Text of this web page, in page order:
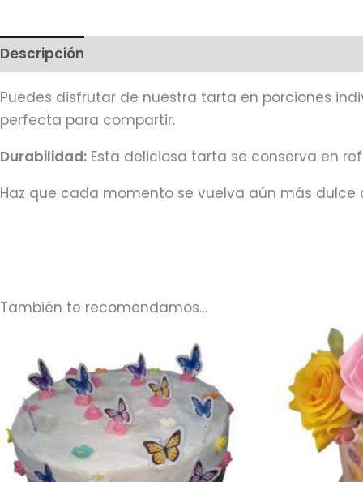
Descripción
Puedes disfrutar de nuestra tarta en porciones
perfecta para compartir.
Durabilidad: Esta deliciosa tarta se conserva en
Haz que cada momento se vuelva aún más
También te recomendamos…